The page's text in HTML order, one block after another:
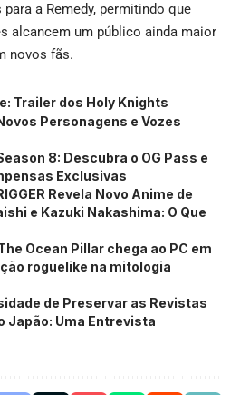
a Remedy, permitindo que
alcancem um público ainda maior
novos fãs.
Trailer dos Holy Knights
Personagens e Vozes
8: Descubra o OG Pass e
Exclusivas
Revela Novo Anime de
e Kazuki Nakashima: O Que
Ocean Pillar chega ao PC em
roguelike na mitologia
de Preservar as Revistas
Japão: Uma Entrevista